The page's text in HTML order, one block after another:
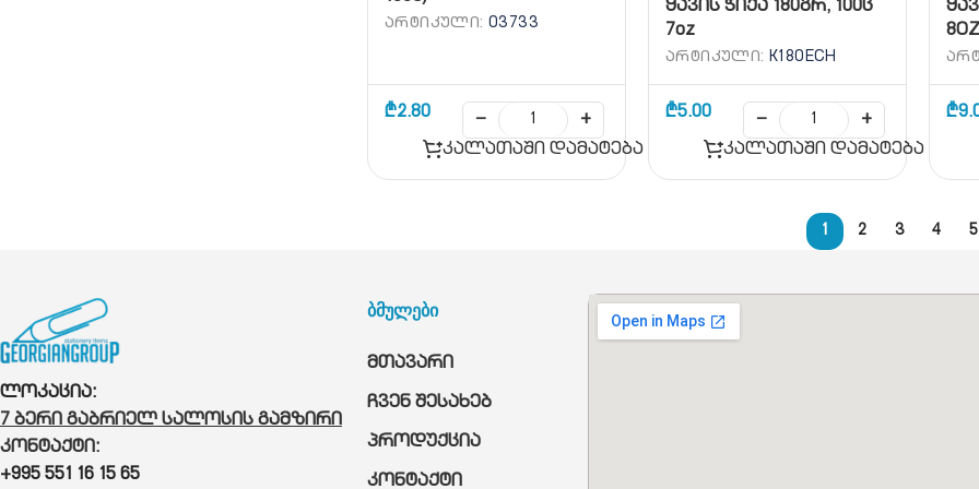
ᲐᲠᲢᲘᲙᲣᲚᲘ: 03733
₾2.80 −
+
კალათაში დამატება
ყავის ჭიქა 180გრ, 100ც
7oz
ᲐᲠᲢᲘᲙᲣᲚᲘ: K180ECH
₾5.00 −
+
კალათაში დამატება
8OZ
₾
1 2 3 4 5
ლოკაცია:
7 ბერი გაბრიელ სალოსის გამზირი
კონტაქტი:
+995 551 16 15 65
ბმულები
მთავარი
ჩვენ შესახებ
პროდუქცია
კონტაქტი